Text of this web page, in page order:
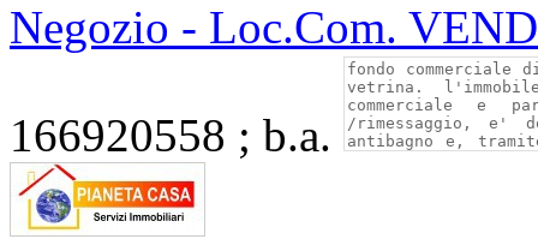
Negozio - Loc.Com.
166920558 ; b.a.